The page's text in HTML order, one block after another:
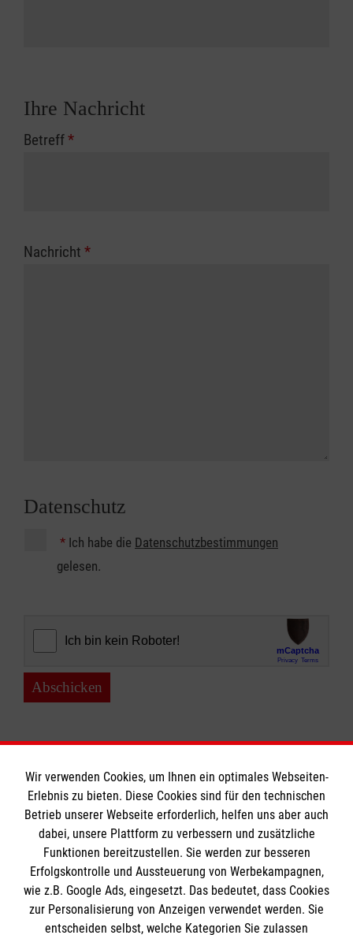
Ihre Nachricht
Betreff*
Nachricht *
Datenschutz
* Ich habe die Datenschutzbestimmungen
gelesen.
Abschicken
Informationen
Impressum
Datenschutz
Kontakt
Die Malteser
Wir verwenden Cookies, um Ihnen ein optimales Webseiten-
Erlebnis zu bieten. Diese Cookies sind für den technischen
Betrieb unserer Webseite erforderlich, helfen uns aber auch
dabei, unsere Plattform zu verbessern und zusätzliche
Funktionen bereitzustellen. Sie werden zur besseren
Erfolgskontrolle und Aussteuerung von Werbekampagnen,
wie z.B. Google Ads, eingesetzt. Das bedeutet, dass Cookies
zur Personalisierung von Anzeigen verwendet werden. Sie
entscheiden selbst, welche Kategorien Sie zulassen